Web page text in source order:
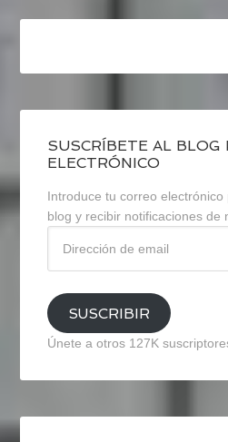
SUSCRÍBETE AL BLOG
ELECTRÓNICO
Introduce tu correo
blog y recibir notificaciones de
email
SUSCRIBIR
Únete a otros 127K